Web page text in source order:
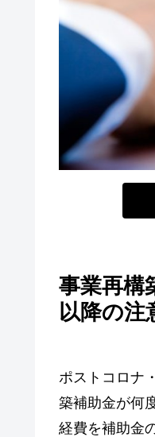
事業再構
以降の注
ポストコロナ
築補助金が何
経費を補助金